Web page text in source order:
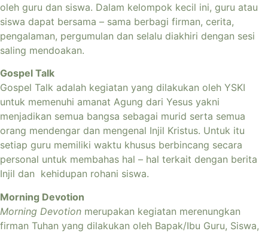
oleh guru dan siswa. Dalam kelompok kecil ini, guru atau
siswa dapat bersama – sama berbagi firman, cerita,
pengalaman, pergumulan dan selalu diakhiri dengan sesi
saling mendoakan.
Gospel Talk
Gospel Talk adalah kegiatan yang dilakukan oleh YSKI
untuk memenuhi amanat Agung dari Yesus yakni
menjadikan semua bangsa sebagai murid serta semua
orang mendengar dan mengenal Injil Kristus. Untuk itu
setiap guru memiliki waktu khusus berbincang secara
personal untuk membahas hal – hal terkait dengan berita
Injil dan kehidupan rohani siswa.
Morning Devotion
Morning Devotion merupakan kegiatan merenungkan
firman Tuhan yang dilakukan oleh Bapak/Ibu Guru, Siswa,